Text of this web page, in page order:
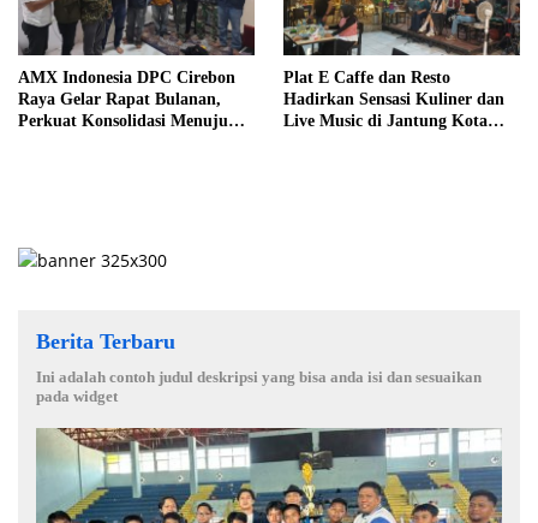
AMX Indonesia DPC Cirebon
Raya Gelar Rapat Bulanan,
Perkuat Konsolidasi Menuju
Plat E Caffe dan Resto
Hadirkan Sensasi Kuliner dan
Live Music di Jantung Kota
Berita Terbaru
Ini adalah contoh judul deskripsi yang bisa anda isi dan sesuaikan
pada widget